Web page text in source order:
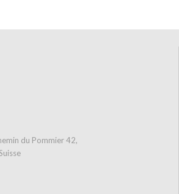
du Pommier 42,